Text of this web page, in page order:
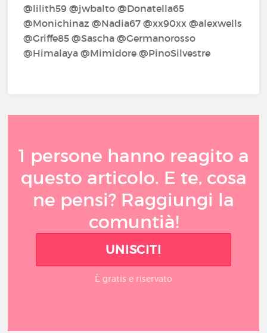
@lilith59‍ @jwbalto‍ @Donatella65‍
@Monichinaz‍ @Nadia67‍ @xx90xx‍ @alexwells‍
@Griffe85‍ @Sascha‍ @Germanorosso‍
@Himalaya‍ @Mimidore‍ @PinoSilvestre‍
1 persone hanno reagito a
questo articolo. E te, cosa
ne pensi? Raggiungi la
comuntià!
UNISCITI
È gratis e riservato